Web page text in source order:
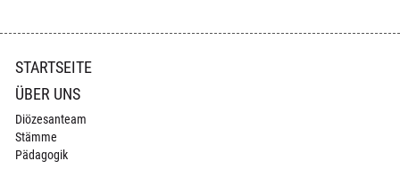
STARTSEITE
ÜBER UNS
Diözesanteam
Stämme
Pädagogik